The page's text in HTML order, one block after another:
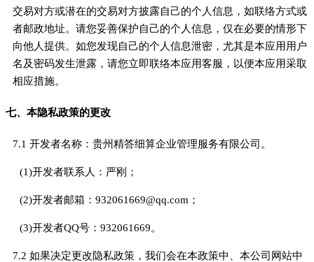
交易对方或潜在的交易对方披露自己的个人信息，如联络方式或
者邮政地址。请您妥善保护自己的个人信息，仅在必要的情形下
向他人提供。如您发现自己的个人信息泄密，尤其是本应用用户
名及密码发生泄露，请您立即联络本应用客服，以便本应用采取
相应措施。
七、本隐私政策的更改
7.1 开发者名称：贵州精答细算企业管理服务有限公司。
(1)开发者联系人：严刚；
(2)开发者邮箱：932061669@qq.com；
(3)开发者QQ号：932061669。
7.2 如果决定更改隐私政策，我们会在本政策中、本公司网站中